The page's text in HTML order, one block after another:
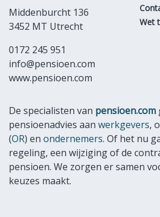
Middenburcht 136
3452 MT Utrecht
0172 245 951
info@pensioen.com
www.pensioen.com
Wet
De specialisten van pensioen.com
pensioenadvies aan werkgevers,
(OR) en ondernemers. Of het nu
regeling, een wijziging of de
pensioen. We zorgen er samen
keuzes maakt.